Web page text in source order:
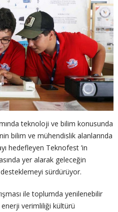
teknoloji ve bilim konusunda
bilim ve mühendislik alanlarında
hedefleyen Teknofest ’in
yer alarak geleceğin
sürdürüyor.
ile toplumda yenilenebilir
enerji verimliliği kültürü